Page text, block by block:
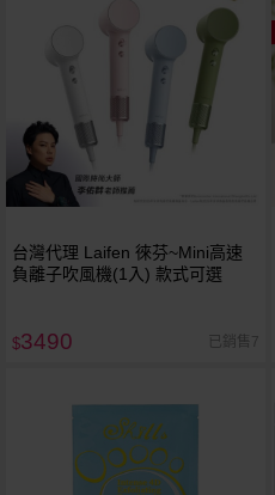
台灣代理 Laifen 徠芬~Mini高速
負離子吹風機(1入) 款式可選
$3490 已銷售7